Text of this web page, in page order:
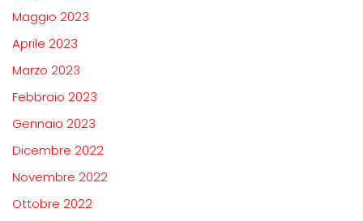
Maggio 2023
Aprile 2023
Marzo 2023
Febbraio 2023
Gennaio 2023
Dicembre 2022
Novembre 2022
Ottobre 2022